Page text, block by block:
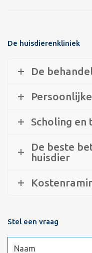
De huisdierenkliniek
De
Scholing en
De beste
huisdier
Stel een vraag